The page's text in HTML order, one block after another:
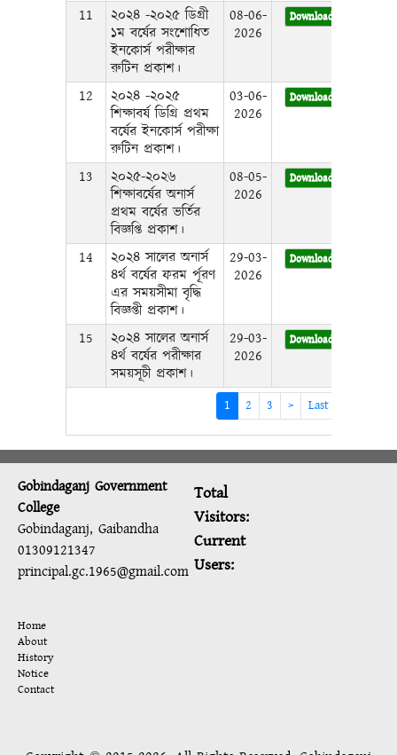
11
২০২৪ -২০২৫ ডিগ্রী
১ম বর্ষের সংশোধিত
ইনকোর্স পরীক্ষার
রুটিন প্রকাশ।
08-06-
2026
Download
12
২০২৪ -২০২৫
শিক্ষাবর্ষ ডিগ্রি প্রথম
বর্ষের ইনকোর্স পরীক্ষা
রুটিন প্রকাশ।
03-06-
2026
Download
13
২০২৫-২০২৬
শিক্ষাবর্ষের অনার্স
প্রথম বর্ষের ভর্তির
বিজ্ঞপ্তি প্রকাশ।
08-05-
2026
Download
14
২০২৪ সালের অনার্স
৪র্থ বর্ষের ফরম র্পূরণ
এর সময়সীমা বৃদ্ধি
বিজ্ঞপ্তী প্রকাশ।
29-03-
2026
Download
15
২০২৪ সালের অনার্স
৪র্থ বর্ষের পরীক্ষার
সময়সূচী প্রকাশ।
29-03-
2026
Download
1 (current)
2 3 > Last ›
Gobindaganj Government
College
Gobindaganj, Gaibandha
01309121347
principal.gc.1965@gmail.com
Total
Visitors:
Current
Users:
Home
About
History
Notice
Contact